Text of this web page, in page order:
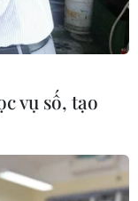
vụ số, tạo